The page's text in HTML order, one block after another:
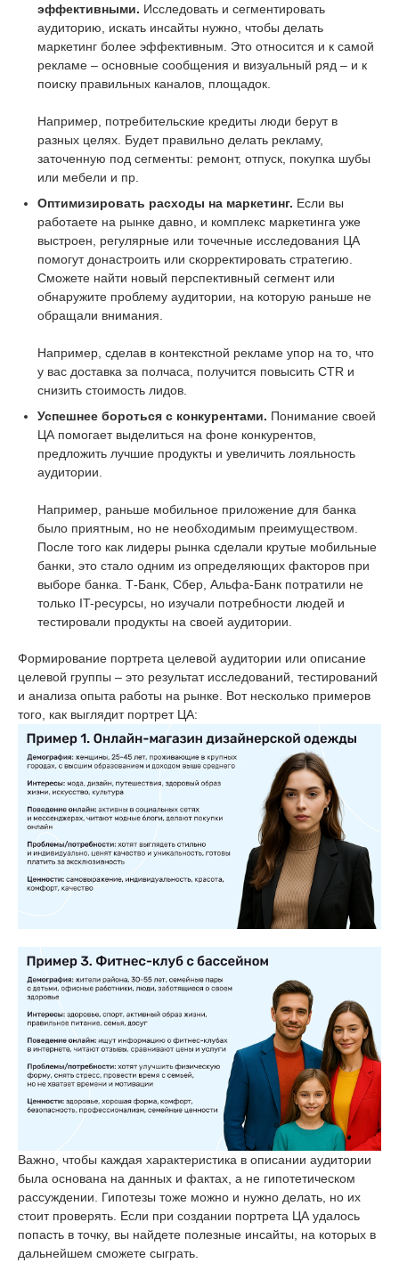
эффективными. Исследовать и сегментировать
аудиторию, искать инсайты нужно, чтобы делать
маркетинг более эффективным. Это относится и к самой
рекламе – основные сообщения и визуальный ряд – и к
поиску правильных каналов, площадок.
Например, потребительские кредиты люди берут в
разных целях. Будет правильно делать рекламу,
заточенную под сегменты: ремонт, отпуск, покупка шубы
или мебели и пр.
Оптимизировать расходы на маркетинг. Если вы
работаете на рынке давно, и комплекс маркетинга уже
выстроен, регулярные или точечные исследования ЦА
помогут донастроить или скорректировать стратегию.
Сможете найти новый перспективный сегмент или
обнаружите проблему аудитории, на которую раньше не
обращали внимания.
Например, сделав в контекстной рекламе упор на то, что
у вас доставка за полчаса, получится повысить CTR и
снизить стоимость лидов.
Успешнее бороться с конкурентами. Понимание своей
ЦА помогает выделиться на фоне конкурентов,
предложить лучшие продукты и увеличить лояльность
аудитории.
Например, раньше мобильное приложение для банка
было приятным, но не необходимым преимуществом.
После того как лидеры рынка сделали крутые мобильные
банки, это стало одним из определяющих факторов при
выборе банка. Т-Банк, Сбер, Альфа-Банк потратили не
только IT-ресурсы, но изучали потребности людей и
тестировали продукты на своей аудитории.
Формирование портрета целевой аудитории или описание
целевой группы – это результат исследований, тестирований
и анализа опыта работы на рынке. Вот несколько примеров
того, как выглядит портрет ЦА:
Важно, чтобы каждая характеристика в описании аудитории
была основана на данных и фактах, а не гипотетическом
рассуждении. Гипотезы тоже можно и нужно делать, но их
стоит проверять. Если при создании портрета ЦА удалось
попасть в точку, вы найдете полезные инсайты, на которых в
дальнейшем сможете сыграть.